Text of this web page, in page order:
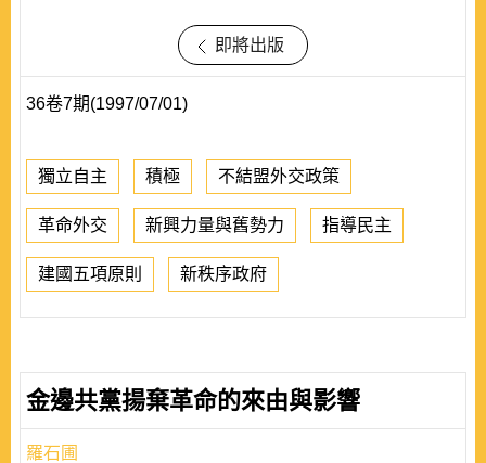
即將出版
36卷7期(1997/07/01)
獨立自主 積極 不結盟外交政策
革命外交 新興力量與舊勢力 指導民主
建國五項原則 新秩序政府
金邊共黨揚棄革命的來由與影響
羅石圃